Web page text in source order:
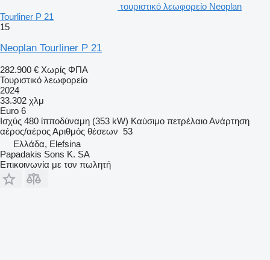
τουριστικό λεωφορείο Neoplan
Tourliner P 21
15
Neoplan Tourliner P 21
282.900 € Χωρίς ΦΠΑ
Τουριστικό λεωφορείο
2024
33.302 χλμ
Euro 6
Ισχύς 480 ίπποδύναμη (353 kW) Καύσιμο πετρέλαιοΑνάρτηση
αέρος/αέροςΑριθμός θέσεων 53
Ελλάδα, Elefsina
Papadakis Sons K. SA
Επικοινωνία με τον πωλητή